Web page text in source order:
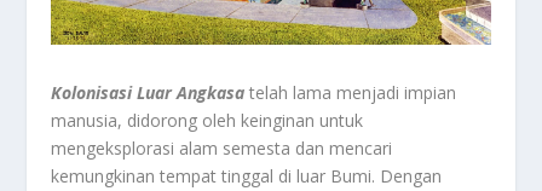
Kolonisasi Luar Angkasa telah lama menjadi impian
manusia, didorong oleh keinginan untuk
mengeksplorasi alam semesta dan mencari
kemungkinan tempat tinggal di luar Bumi. Dengan